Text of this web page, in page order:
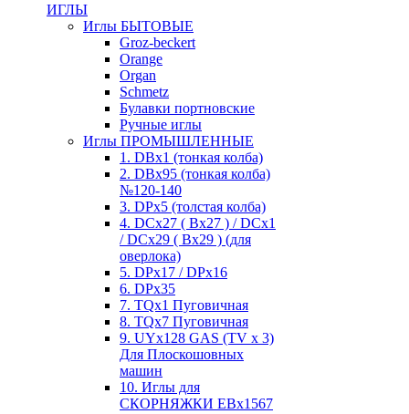
ИГЛЫ
Иглы БЫТОВЫЕ
Groz-beckert
Orange
Organ
Schmetz
Булавки портновские
Ручные иглы
Иглы ПРОМЫШЛЕННЫЕ
1. DBx1 (тонкая колба)
2. DBx95 (тонкая колба)
№120-140
3. DPx5 (толстая колба)
4. DCx27 ( Bx27 ) / DCx1
/ DCx29 ( Bx29 ) (для
оверлока)
5. DPx17 / DPx16
6. DPx35
7. TQx1 Пуговичная
8. TQx7 Пуговичная
9. UYx128 GAS (TV x 3)
Для Плоскошовных
машин
10. Иглы для
СКОРНЯЖКИ EBx1567